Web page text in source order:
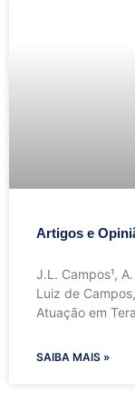
Artigos e
J.L. Campos¹,
Luiz de
Atuação em
SAIBA MAIS »